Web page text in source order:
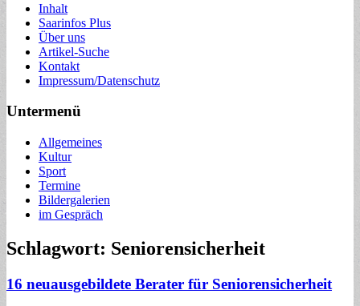
Inhalt
Saarinfos Plus
Über uns
Artikel-Suche
Kontakt
Impressum/Datenschutz
Untermenü
Allgemeines
Kultur
Sport
Termine
Bildergalerien
im Gespräch
Schlagwort: Seniorensicherheit
16 neuausgebildete Berater für Seniorensicherheit